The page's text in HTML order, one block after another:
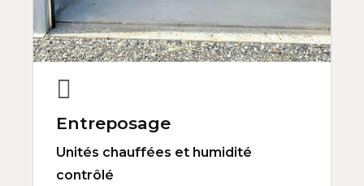
Entreposage
Unités chauffées et humidité
contrôlé